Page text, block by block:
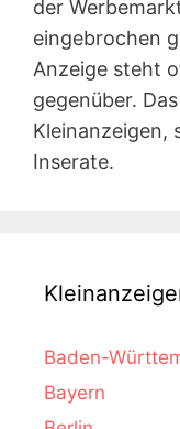
der
eingebrochen
Anzeige steht
gegenüber.
Kleinanzeigen,
Inserate.
Baden-
Bayern